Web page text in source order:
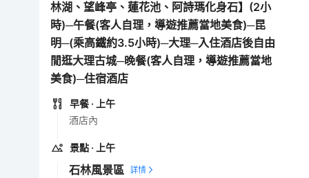
林湖、望峰亭、蓮花池、阿詩瑪化身石】(2小
時)─午餐(客人自理，導遊推薦當地美食)─昆
明─(乘高鐵約3.5小時)─大理─入住酒店後自由
閒逛大理古城─晚餐(客人自理，導遊推薦當地
美食)─住宿酒店
早餐 · 上午
酒店內
景點 · 上午
石林風景區